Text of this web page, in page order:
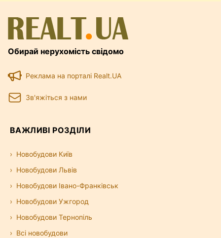
Обирай нерухомість свідомо
Реклама на порталі Realt.UA
Зв'яжіться з нами
ВАЖЛИВІ РОЗДІЛИ
Новобудови Київ
Новобудови Львів
Новобудови Івано-Франківськ
Новобудови Ужгород
Новобудови Тернопіль
Всі новобудови